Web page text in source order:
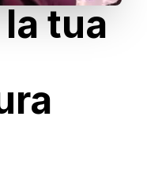
tua